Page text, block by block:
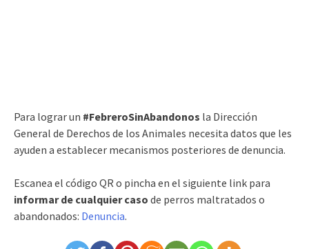
Para lograr un #FebreroSinAbandonos la Dirección
General de Derechos de los Animales necesita datos que les
ayuden a establecer mecanismos posteriores de denuncia.
Escanea el código QR o pincha en el siguiente link para
informar de cualquier caso de perros maltratados o
abandonados: Denuncia.